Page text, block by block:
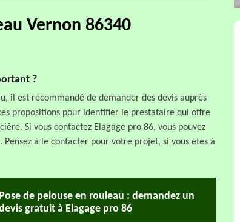
Vernon 86340
?
il est recommandé de demander des devis auprès
propositions pour identifier le prestataire qui offre
Si vous contactez Elagage pro 86, vous pouvez
à le contacter pour votre projet, si vous êtes à
Pose de pelouse en rouleau : demandez un
gratuit à Elagage pro 86